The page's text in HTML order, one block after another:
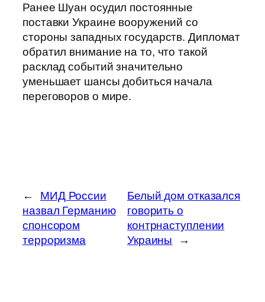
Ранее Шуан осудил постоянные
поставки Украине вооружений со
стороны западных государств. Дипломат
обратил внимание на то, что такой
расклад событий значительно
уменьшает шансы добиться начала
переговоров о мире.
←
МИД России
назвал Германию
спонсором
терроризма
Белый дом отказался
говорить о
контрнаступлении
Украины
→